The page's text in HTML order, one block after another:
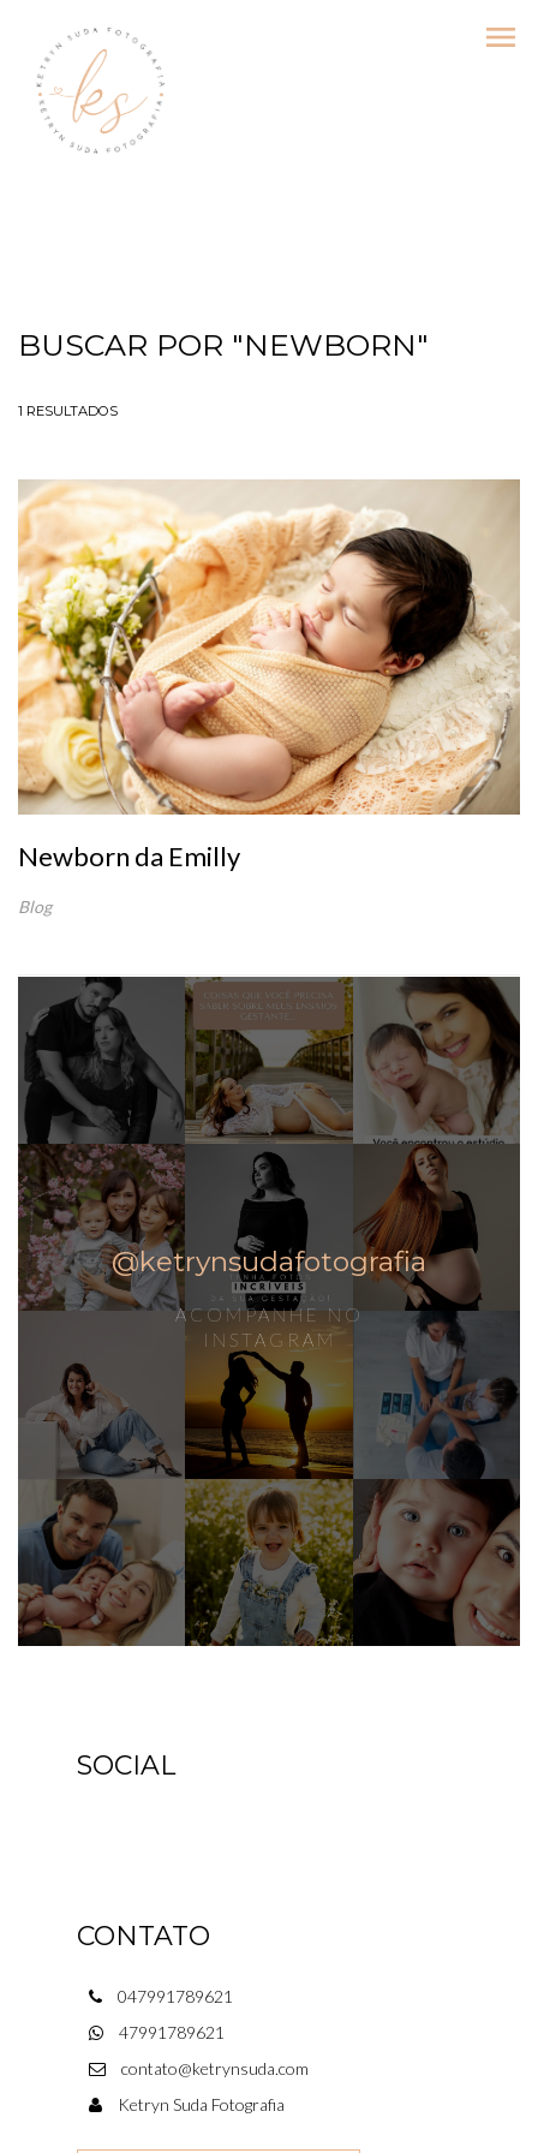
menu
BUSCAR POR "NEWBORN"
1 RESULTADOS
Newborn da Emilly
Blog
@ketrynsudafotografia
ACOMPANHE NO
INSTAGRAM
SOCIAL
CONTATO
047991789621
47991789621
contato@ketrynsuda.com
Ketryn Suda Fotografia